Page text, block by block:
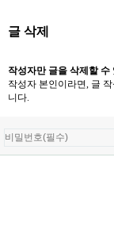
글 삭제
작성자만 글을 삭제할 수
작성자 본인이라면, 글
니다.